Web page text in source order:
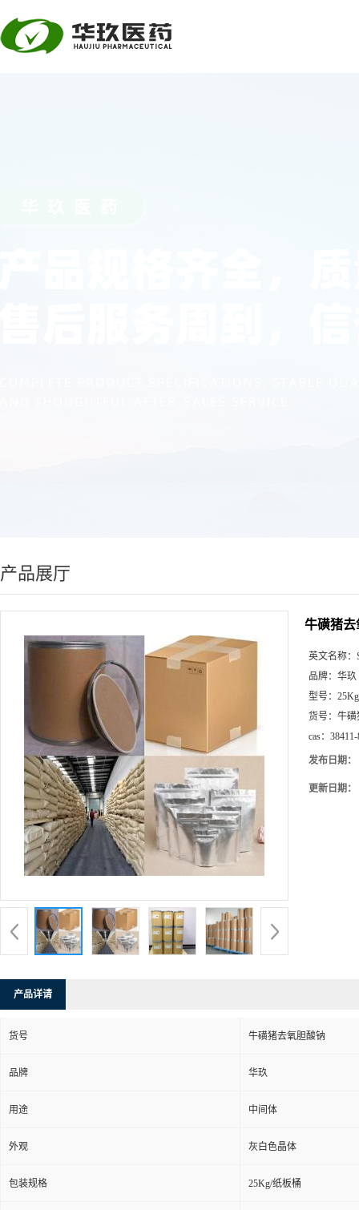
产品展厅
牛磺猪去
英文名称：
品牌： 华玖
型号：
货号： 牛磺
cas：
发布日期：
更新日期：
产品详请
货号 牛磺猪去氧胆酸钠
品牌 华玖
用途 中间体
外观 灰白色晶体
包装规格 25Kg/纸板桶